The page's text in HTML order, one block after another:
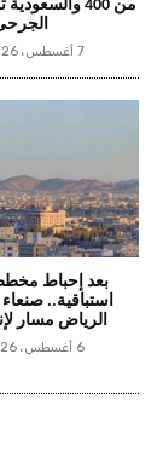
من 400
7 أغسطس، 2026
بعد إحباط
استباقية..
الرياض مسار
6 أغسطس، 2026